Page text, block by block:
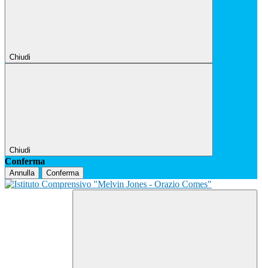
Chiudi
Chiudi
Conferma
Annulla Conferma